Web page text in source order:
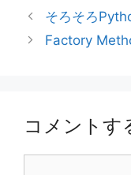
テ
ゴ
リ
そろそろ
Factory
コメントす